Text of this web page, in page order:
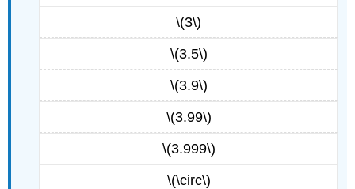
\(3\)
\(3.5\)
\(3.9\)
\(3.99\)
\(3.999\)
\(\circ\)